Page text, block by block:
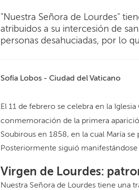
"Nuestra Señora de Lourdes"
atribuidos a su intercesión de
personas desahuciadas, por lo
Sofía Lobos - Ciudad del Vaticano
El 11 de febrero se celebra en la
conmemoración de la primera
Soubirous en 1858, en la cual María
Posteriormente siguió
Virgen de Lourdes:
Nuestra Señora de Lourdes tiene una